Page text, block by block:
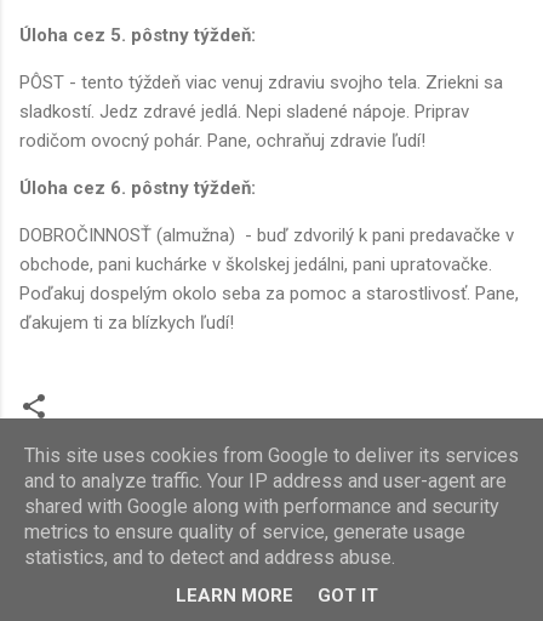
Úloha cez 5. pôstny týždeň:
PÔST - tento týždeň viac venuj zdraviu svojho tela. Zriekni sa
sladkostí. Jedz zdravé jedlá. Nepi sladené nápoje. Priprav
rodičom ovocný pohár. Pane, ochraňuj zdravie ľudí!
Úloha cez 6. pôstny týždeň:
DOBROČINNOSŤ (almužna) - buď zdvorilý k pani predavačke v
obchode, pani kuchárke v školskej jedálni, pani upratovačke.
Poďakuj dospelým okolo seba za pomoc a starostlivosť. Pane,
ďakujem ti za blízkych ľudí!
This site uses cookies from Google to deliver its services
and to analyze traffic. Your IP address and user-agent are
shared with Google along with performance and security
metrics to ensure quality of service, generate usage
statistics, and to detect and address abuse.
LEARN MORE GOT IT